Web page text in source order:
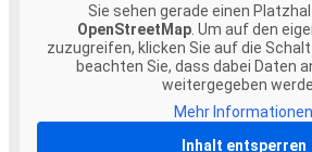
Sie sehen gerade einen
OpenStreetMap . Um auf den
zuzugreifen, klicken Sie auf die
beachten Sie, dass dabei Daten
weitergegeben
Mehr Informationen
Inhalt entsperren